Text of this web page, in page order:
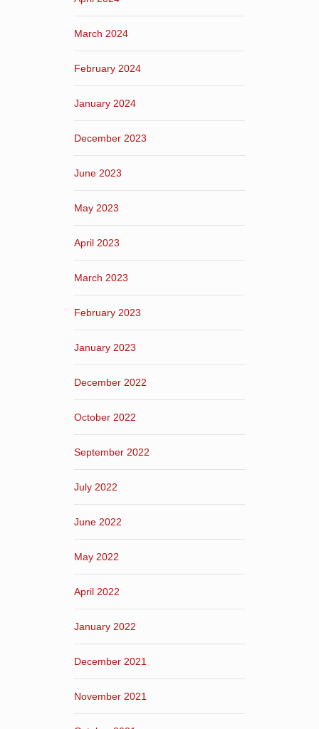
March 2024
February 2024
January 2024
December 2023
June 2023
May 2023
April 2023
March 2023
February 2023
January 2023
December 2022
October 2022
September 2022
July 2022
June 2022
May 2022
April 2022
January 2022
December 2021
November 2021